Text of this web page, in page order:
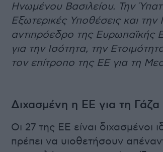
Ηνωμένου Βασιλείου. Την
Εξωτερικές Υποθέσεις και την
αντιπρόεδρο της Ευρωπαϊκής
για την Ισότητα, την
τον επίτροπο της ΕΕ για τη
Διχασμένη η ΕΕ για τη Γάζα
Οι 27 της ΕΕ είναι διχασμένοι
πρέπει να υιοθετήσουν